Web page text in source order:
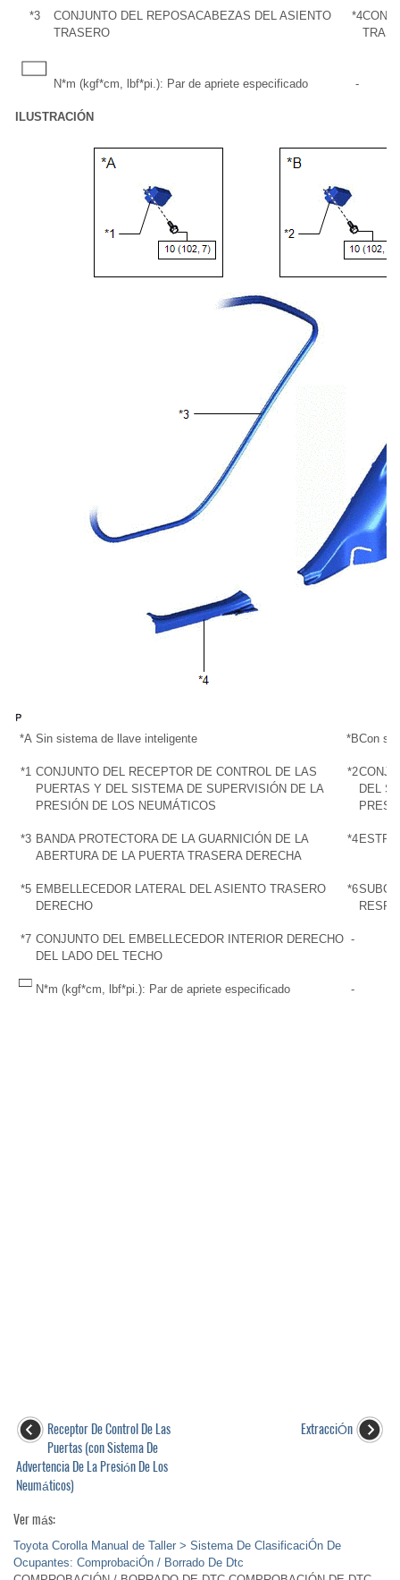
*3
CONJUNTO DEL REPOSACABEZAS DEL ASIENTO
TRASERO
*4
N*m (kgf*cm, lbf*pi.): Par de apriete especificado -
ILUSTRACIÓN
*A Sin sistema de llave inteligente *BCon
*1 CONJUNTO DEL RECEPTOR DE CONTROL DE LAS
PUERTAS Y DEL SISTEMA DE SUPERVISIÓN DE LA
PRESIÓN DE LOS NEUMÁTICOS
*2
DEL
*3 BANDA PROTECTORA DE LA GUARNICIÓN DE LA
ABERTURA DE LA PUERTA TRASERA DERECHA
*4
*5 EMBELLECEDOR LATERAL DEL ASIENTO TRASERO
DERECHO
*6
*7 CONJUNTO DEL EMBELLECEDOR INTERIOR DERECHO
DEL LADO DEL TECHO
-
N*m (kgf*cm, lbf*pi.): Par de apriete especificado -
Receptor De Control De Las
Puertas (con Sistema De
Advertencia De La Presión De Los
Neumáticos)
ExtracciÓn
Ver más:
Toyota Corolla Manual de Taller > Sistema De ClasificaciÓn De
Ocupantes: ComprobaciÓn / Borrado De Dtc